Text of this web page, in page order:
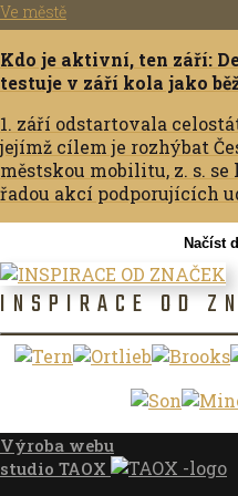
Ve městě
Kdo je aktivní, ten září:
testuje v září kola jako
1. září odstartovala
jejímž cílem je rozhýbat
městskou mobilitu, z. s.
řadou akcí podporujících
Načíst
INSPIRACE OD
Výroba webu
studio TAOX